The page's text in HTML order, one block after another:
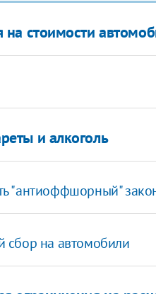
на стоимости
и алкоголь
"антиоффшорный"
сбор на автомобили